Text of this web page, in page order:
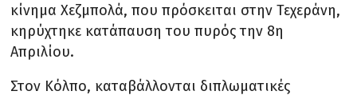
κίνημα Χεζμπολά, που πρόσκειται στην Τεχεράνη,
κηρύχτηκε κατάπαυση του πυρός την 8η
Απριλίου.
Στον Κόλπο, καταβάλλονται διπλωματικές